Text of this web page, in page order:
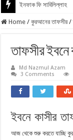
ইনফাক ফি সাবিলিল্লাহ
Home / কুরআনের তাফসীর /
তাফসীর ইবনে
Md Nazmul Azam
3 Comments
ইবনে কাসীর
আজ থেকে শুরু করতে যাচ্ছি